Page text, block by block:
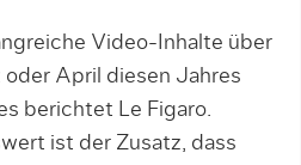
Video-Inhalte über
oder April diesen Jahres
berichtet Le Figaro.
ist der Zusatz, dass